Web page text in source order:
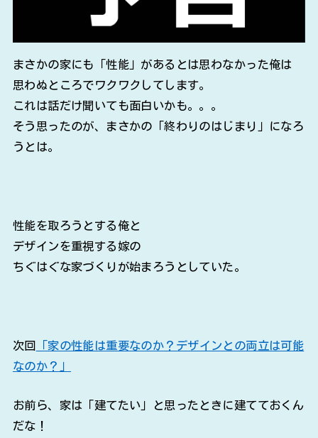
まさかの家にも「性能」があるとは思わなかった俺は
思わぬところでワクワクしてします。
これは話だけ聞いても面白いかも。。。
そう思ったのが、まさかの「終わりのはじまり」になろ
うとは。
性能を取ろうとする俺と
デザインを重視する嫁の
ちぐはぐな家づくりが始まろうとしていた。
次回
「家の性能は重要なのか？デザインとの両立は可能
なのか？」
お前ら、家は「建てたい」と思ったときに建てておくん
だな！